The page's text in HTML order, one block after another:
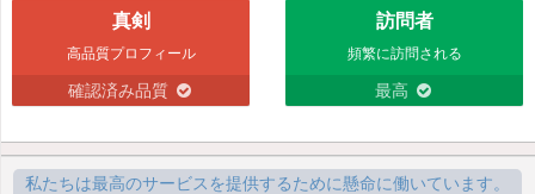
真剣
高品質プロフィール
確認済み品質
訪問者
頻繁に訪問される
最高
私たちは最高のサービスを提供するために懸命に働いています。